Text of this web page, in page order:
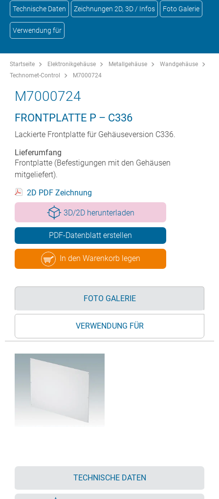
Technische Daten Zeichnungen 2D, 3D / Infos Foto Galerie
Verwendung für
Startseite Elektronikgehäuse Metallgehäuse
Wandgehäuse
Technomet-Control
M7000724
M7000724
FRONTPLATTE P – C336
Lackierte Frontplatte für Gehäuseversion C336.
Lieferumfang
Frontplatte (Befestigungen mit den Gehäusen
mitgeliefert).
2D PDF Zeichnung
3D/2D herunterladen
PDF-Datenblatt erstellen
In den Warenkorb legen
FOTO GALERIE
VERWENDUNG FÜR
TECHNISCHE DATEN